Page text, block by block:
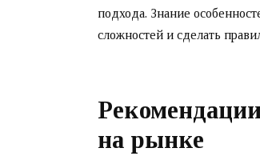
подхода. Знание
сложностей и сделать
на рынке